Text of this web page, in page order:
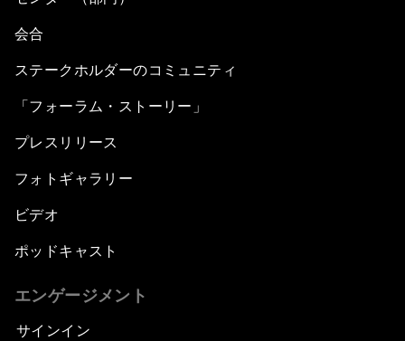
会合
ステークホルダーのコミュニティ
「フォーラム・ストーリー」
プレスリリース
フォトギャラリー
ビデオ
ポッドキャスト
エンゲージメント
サインイン